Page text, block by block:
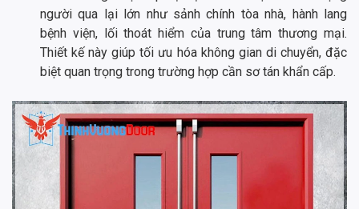
người qua lại lớn như sảnh chính tòa nhà, hành lang
bệnh viện, lối thoát hiểm của trung tâm thương mại.
Thiết kế này giúp tối ưu hóa không gian di chuyển, đặc
biệt quan trọng trong trường hợp cần sơ tán khẩn cấp.